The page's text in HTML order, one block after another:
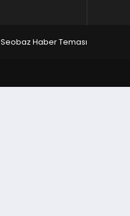
Seobaz Haber Teması